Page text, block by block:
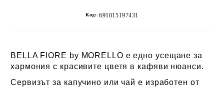
Код: 691015197431
BELLA FIORE by MORELLO е едно усещане за
хармония с красивите цветя в кафяви нюанси.
Сервизът за капучино или чай e изработен от